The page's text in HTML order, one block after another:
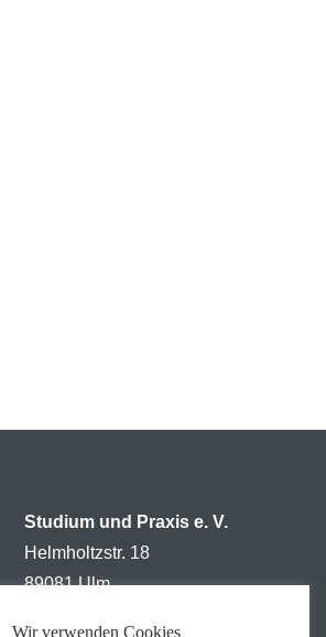
Studium und Praxis e. V.
Helmholtzstr. 18
89081 Ulm
Tel: +49 731 5023612
Wir verwenden Cookies